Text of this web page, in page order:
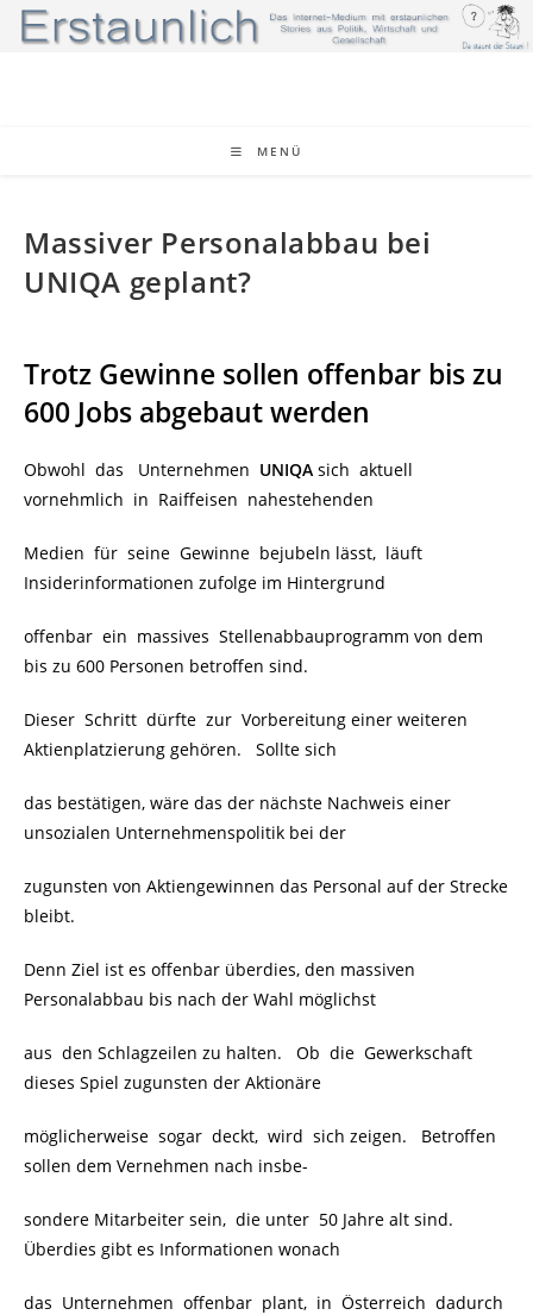
Zum
Inhalt
MENÜ
Massiver Personalabbau bei
UNIQA geplant?
Trotz Gewinne sollen offenbar bis zu
600 Jobs abgebaut werden
Obwohl das Unternehmen UNIQA sich aktuell
vornehmlich in Raiffeisen nahestehenden
Medien für seine Gewinne bejubeln lässt, läuft
Insiderinformationen zufolge im Hintergrund
offenbar ein massives Stellenabbauprogramm von dem
bis zu 600 Personen betroffen sind.
Dieser Schritt dürfte zur Vorbereitung einer weiteren
Aktienplatzierung gehören. Sollte sich
das bestätigen, wäre das der nächste Nachweis einer
unsozialen Unternehmenspolitik bei der
zugunsten von Aktiengewinnen das Personal auf der Strecke
bleibt.
Denn Ziel ist es offenbar überdies, den massiven
Personalabbau bis nach der Wahl möglichst
aus den Schlagzeilen zu halten. Ob die Gewerkschaft
dieses Spiel zugunsten der Aktionäre
möglicherweise sogar deckt, wird sich zeigen. Betroffen
sollen dem Vernehmen nach insbe-
sondere Mitarbeiter sein, die unter 50 Jahre alt sind.
Überdies gibt es Informationen wonach
das Unternehmen offenbar plant, in Österreich dadurch